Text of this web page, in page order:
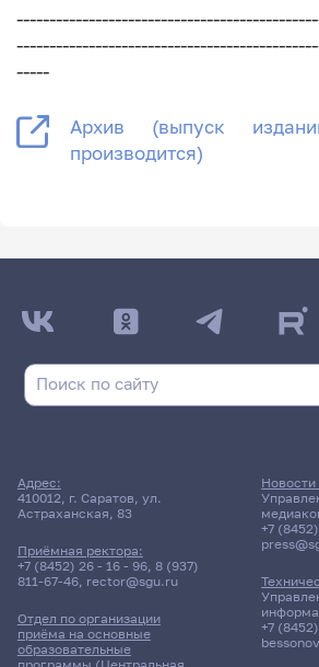
-----
Архив (выпуск
производится)
Адрес:
410012, г. Саратов, ул.
Астраханская, 83
Приёмная ректора:
+7 (8452) 26 - 16 - 96, 8 (937)
811-67-46, rector@sgu.ru
Отдел по организации
приёма на основные
образовательные
+7
+7